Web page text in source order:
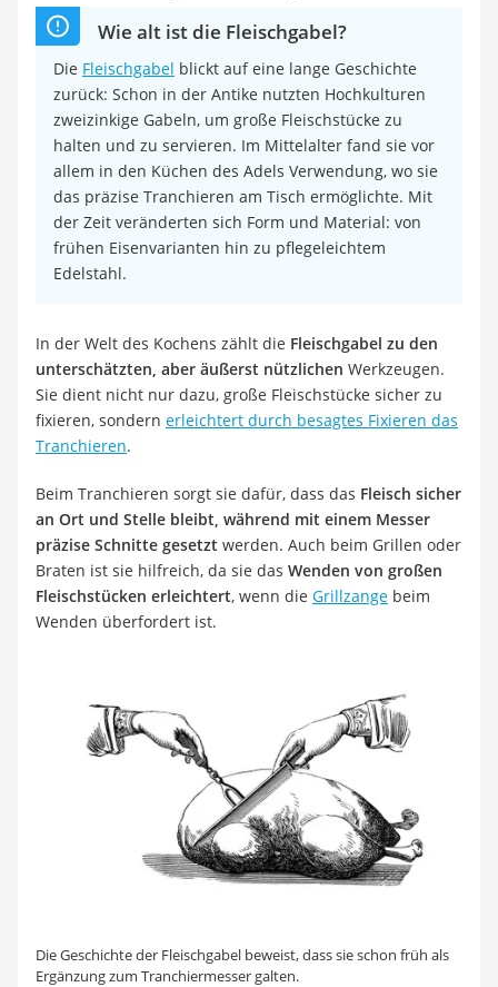
Wie alt ist die Fleischgabel?
Die Fleischgabel blickt auf eine lange Geschichte
zurück: Schon in der Antike nutzten Hochkulturen
zweizinkige Gabeln, um große Fleischstücke zu
halten und zu servieren. Im Mittelalter fand sie vor
allem in den Küchen des Adels Verwendung, wo sie
das präzise Tranchieren am Tisch ermöglichte. Mit
der Zeit veränderten sich Form und Material: von
frühen Eisenvarianten hin zu pflegeleichtem
Edelstahl.
In der Welt des Kochens zählt die Fleischgabel zu den
unterschätzten, aber äußerst nützlichen Werkzeugen.
Sie dient nicht nur dazu, große Fleischstücke sicher zu
fixieren, sondern erleichtert durch besagtes Fixieren das
Tranchieren.
Beim Tranchieren sorgt sie dafür, dass das Fleisch sicher
an Ort und Stelle bleibt, während mit einem Messer
präzise Schnitte gesetzt werden. Auch beim Grillen oder
Braten ist sie hilfreich, da sie das Wenden von großen
Fleischstücken erleichtert, wenn die Grillzange beim
Wenden überfordert ist.
Die Geschichte der Fleischgabel beweist, dass sie schon früh als
Ergänzung zum Tranchiermesser galten.